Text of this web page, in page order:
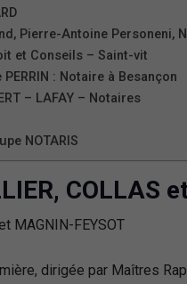
Pierre-Antoine Personeni,
et Conseils – Saint-vit
: Notaire à Besançon
– LAFAY – Notaires
NOTARIS
COLLAS
dirigée par Maîtres